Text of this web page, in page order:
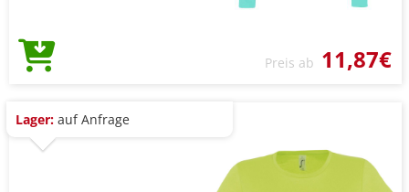
Preis ab 11,87€
Lager: auf Anfrage